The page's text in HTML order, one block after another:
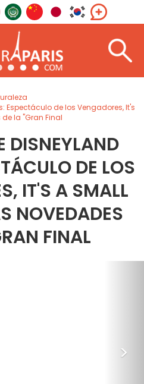
Espectáculo de los Vengadores, It's
la "Gran Final
DISNEYLAND
DE LOS
IT'S A SMALL
NOVEDADES
FINAL
>